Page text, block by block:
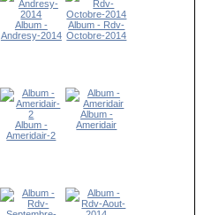
Album -
Andresy-2014
Album - Rdv-
Octobre-2014
Album -
Ameridair-2
Album -
Ameridair